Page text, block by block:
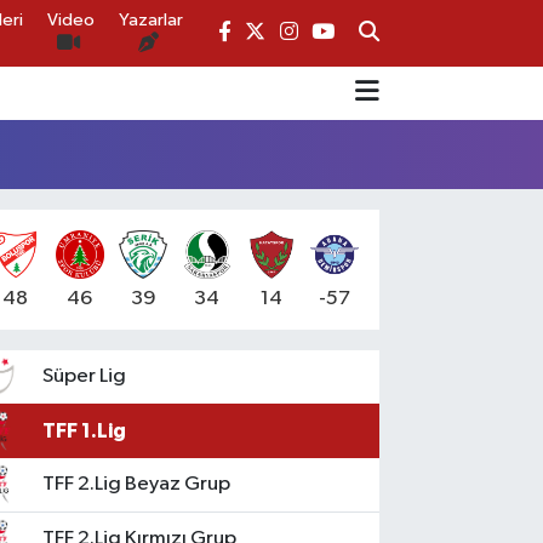
Video Yazarlar
48 46 39 34 14 -57
Süper Lig
TFF 1.Lig
TFF 2.Lig Beyaz Grup
TFF 2.Lig Kırmızı Grup